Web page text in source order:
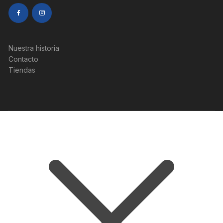
Nuestra historia
Contacto
Tiendas